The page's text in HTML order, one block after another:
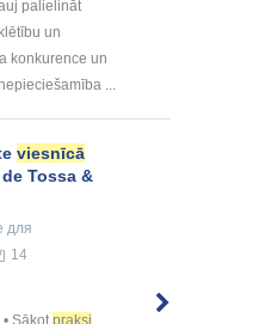
palielināt
un
konkurence un
...
viesnīcā
Tossa &
для
14
• Sākot praksi